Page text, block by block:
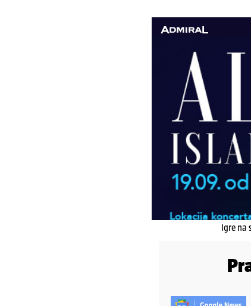
Igre na